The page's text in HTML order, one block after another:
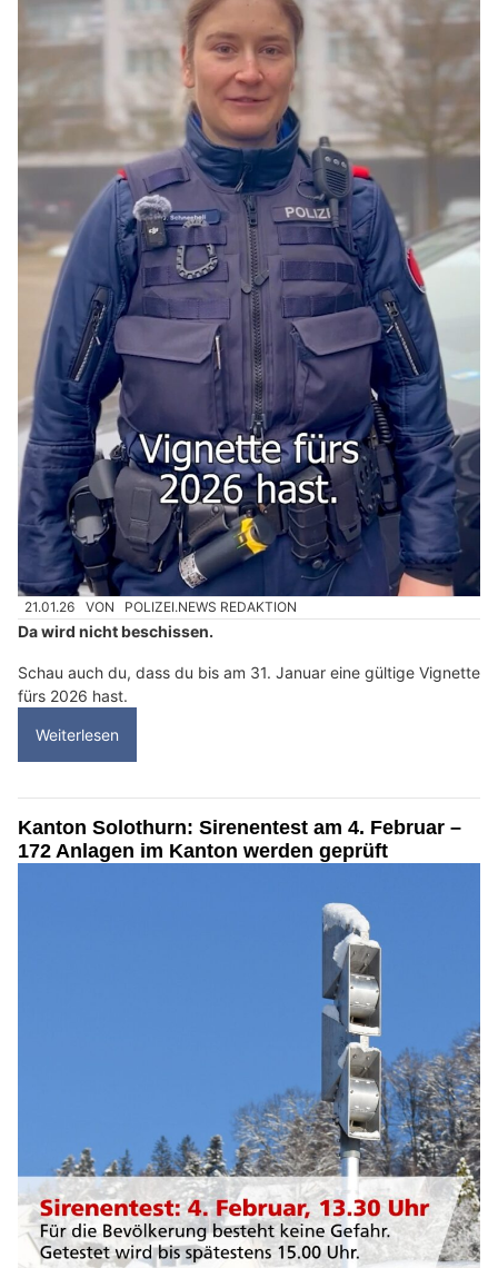
21.01.26 VON POLIZEI.NEWS REDAKTION
Da wird nicht beschissen.
Schau auch du, dass du bis am 31. Januar eine gültige Vignette
fürs 2026 hast.
Weiterlesen
Kanton Solothurn: Sirenentest am 4. Februar –
172 Anlagen im Kanton werden geprüft